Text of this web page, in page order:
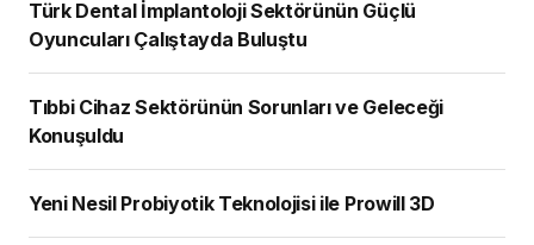
Türk Dental İmplantoloji Sektörünün Güçlü
Oyuncuları Çalıştayda Buluştu
Tıbbi Cihaz Sektörünün Sorunları ve Geleceği
Konuşuldu
Yeni Nesil Probiyotik Teknolojisi ile Prowill 3D